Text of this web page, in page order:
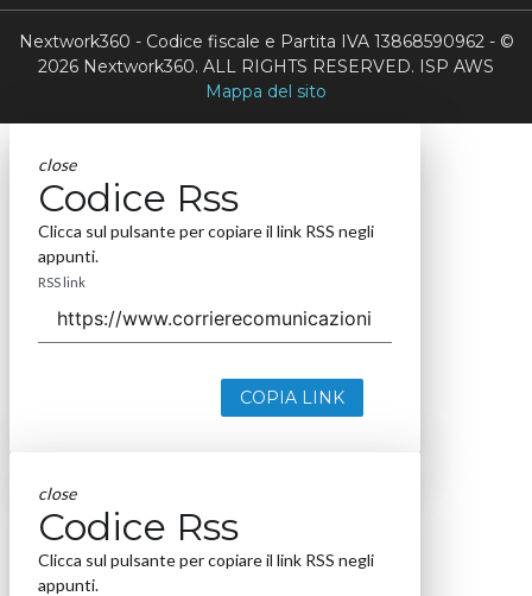
Nextwork360 - Codice fiscale e Partita IVA 13868590962 - ©
2026 Nextwork360. ALL RIGHTS RESERVED. ISP AWS
Mappa del sito
close
Codice Rss
Clicca sul pulsante per copiare il link RSS negli
appunti.
RSS link
COPIA LINK
close
Codice Rss
Clicca sul pulsante per copiare il link RSS negli
appunti.